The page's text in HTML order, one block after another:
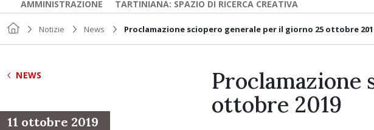
AMMINISTRAZIONE
TARTINIANA: SPAZIO DI RICERCA CREATIVA
Notizie News Proclamazione sciopero generale per il giorno 25 ottobre
NEWS
11 ottobre 2019
Proclamazione
ottobre 2019